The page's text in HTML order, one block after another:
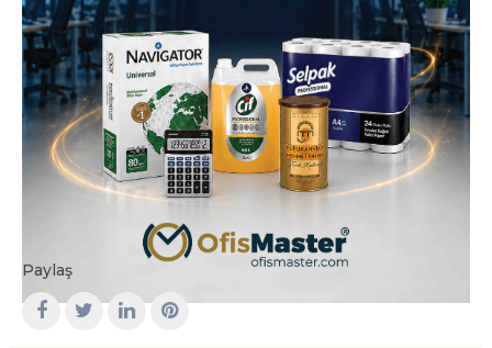
Paylaş